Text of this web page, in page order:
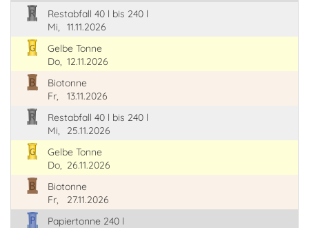
Restabfall 40 l bis 240 l
Mi,
11.11.2026
Gelbe Tonne
Do, 12.11.2026
Biotonne
Fr,
13.11.2026
Restabfall 40 l bis 240 l
Mi,
25.11.2026
Gelbe Tonne
Do, 26.11.2026
Biotonne
Fr,
27.11.2026
Papiertonne 240 l